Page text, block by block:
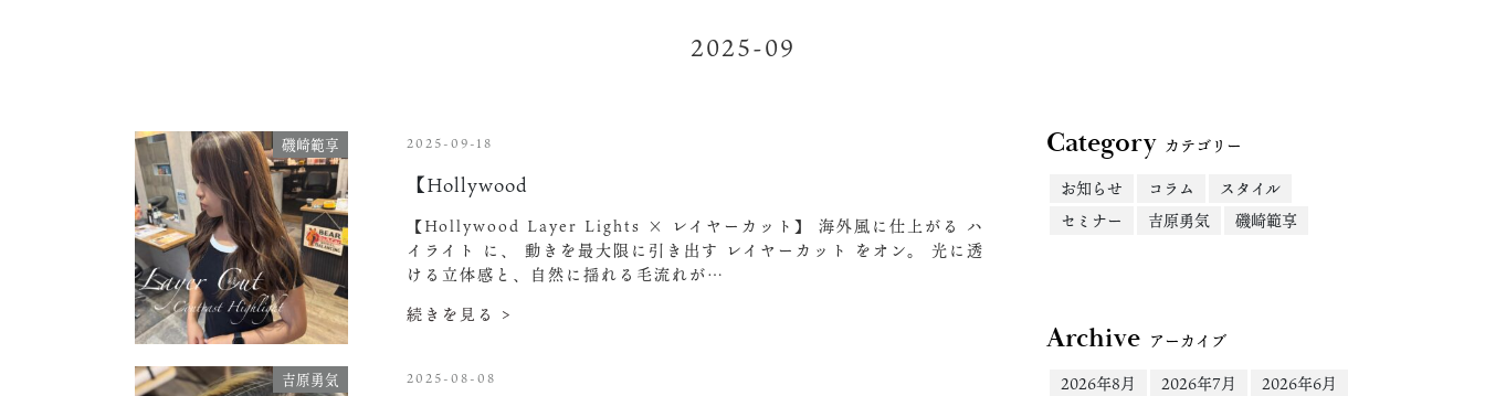
2025-09
磯崎範享 2025-09-18
【Hollywood
【Hollywood Layer Lights × レイヤーカット】
海外風に仕上がる ハ
イライト に、 動きを最大限に引き出す レイヤーカット をオン。 光に透
ける立体感と、自然に揺れる毛流れが…
続きを見る >
吉原勇気 2025-08-08
Categoryカテゴリー
お知らせ
コラム
スタイル
セミナー
吉原勇気 磯崎範享
Archive アーカイブ
2026年8月
2026年7月
2026年6月